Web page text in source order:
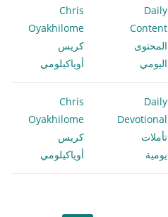
Daily
Content
المحتوى
اليومي
Chris
Oyakhilome
كريس
أوياكيلومي
Daily
Devotional
تأملات
يومية
Chris
Oyakhilome
كريس
أوياكيلومي